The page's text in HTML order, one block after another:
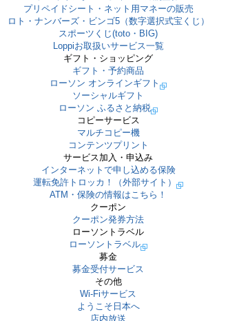
プリペイドシート・ネット用マネーの販売
ロト・ナンバーズ・ビンゴ5（数字選択式宝くじ）
スポーツくじ(toto・BIG)
Loppiお取扱いサービス一覧
ギフト・ショッピング
ギフト・予約商品
ローソン オンラインギフト
ソーシャルギフト
ローソン ふるさと納税
コピーサービス
マルチコピー機
コンテンツプリント
サービス加入・申込み
インターネットで申し込める保険
運転免許トロッカ！（外部サイト）
ATM・保険の情報はこちら！
クーポン
クーポン発券方法
ローソントラベル
ローソントラベル
募金
募金受付サービス
その他
Wi-Fiサービス
ようこそ日本へ
店内放送